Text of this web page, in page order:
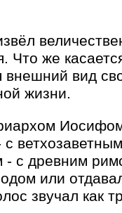
Что же
вид
жизни.
с древним
или
звучал как